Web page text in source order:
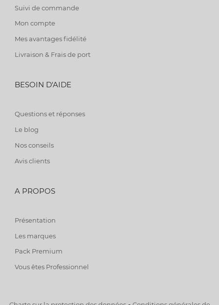
Suivi de commande
Mon compte
Mes avantages fidélité
Livraison & Frais de port
BESOIN D'AIDE
Questions et réponses
Le blog
Nos conseils
Avis clients
A PROPOS
Présentation
Les marques
Pack Premium
Vous êtes Professionnel